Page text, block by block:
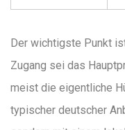
Der wichtigste Punkt
Zugang sei das
meist die eigentliche
typischer deutscher